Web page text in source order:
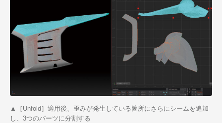
▲［Unfold］適用後、歪みが発生している箇所にさらにシームを追加
し、3つのパーツに分割する